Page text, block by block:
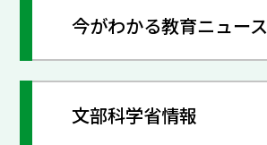
今がわかる教育ニュース
文部科学省情報